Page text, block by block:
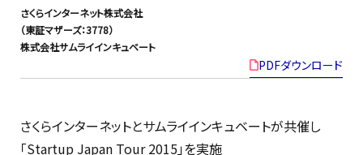
さくらインターネット株式会社
（東証マザーズ：3778）
株式会社サムライインキュベート
PDFダウンロード
さくらインターネットとサムライインキュベートが共催し
「Startup Japan Tour 2015」を実施